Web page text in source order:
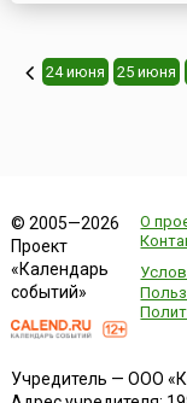
24 июня 25 июня
© 2005—2026
Проект
«Календарь
событий»
О
Учредитель — ООО